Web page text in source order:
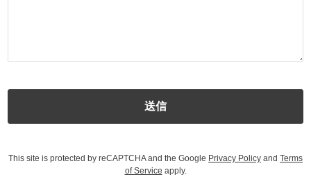
This site is protected by reCAPTCHA and the Google Privacy Policy and Terms
of Service apply.